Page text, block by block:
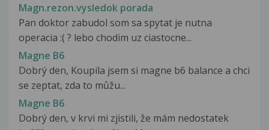
Magn.rezon.vysledok porada
Pan doktor zabudol som sa spytat je nutna
operacia :( ? lebo chodim uz ciastocne...
Magne B6
Dobrý den, Koupila jsem si magne b6 balance a chci
se zeptat, zda to můžu...
Magne B6
Dobrý den, v krvi mi zjistili, že mám nedostatek